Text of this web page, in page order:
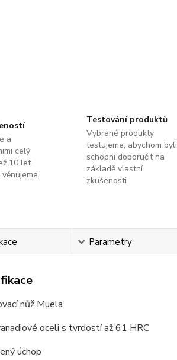
a
celý
10 let
Testování produktů
Vybrané produkty
testujeme, abychom byli
schopni doporučit na
základě vlastní
zkušenosti
Parametry
nůž Muela
oceli s tvrdostí až 61 HRC
úchop